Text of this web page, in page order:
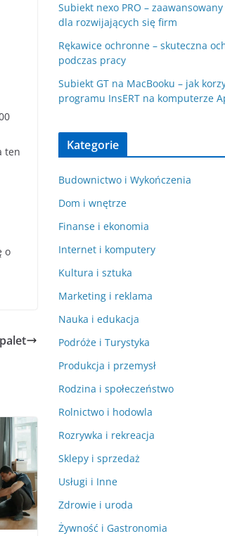
ten
o
Subiekt nexo PRO – zaawansowany
dla rozwijających się firm
Rękawice ochronne – skuteczna
podczas pracy
Subiekt GT na MacBooku – jak
programu InsERT na komputerze
Kategorie
Budownictwo i Wykończenia
Dom i wnętrze
Finanse i ekonomia
Internet i komputery
Kultura i sztuka
Marketing i reklama
Nauka i edukacja
Podróże i Turystyka
Produkcja i przemysł
Rodzina i społeczeństwo
Rolnictwo i hodowla
Rozrywka i rekreacja
Sklepy i sprzedaż
Usługi i Inne
Zdrowie i uroda
Żywność i Gastronomia